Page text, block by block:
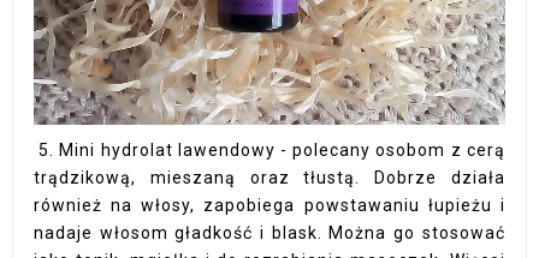
5. Mini hydrolat lawendowy - polecany osobom z cerą
trądzikową, mieszaną oraz tłustą. Dobrze działa
również na włosy, zapobiega powstawaniu łupieżu i
nadaje włosom gładkość i blask. Można go stosować